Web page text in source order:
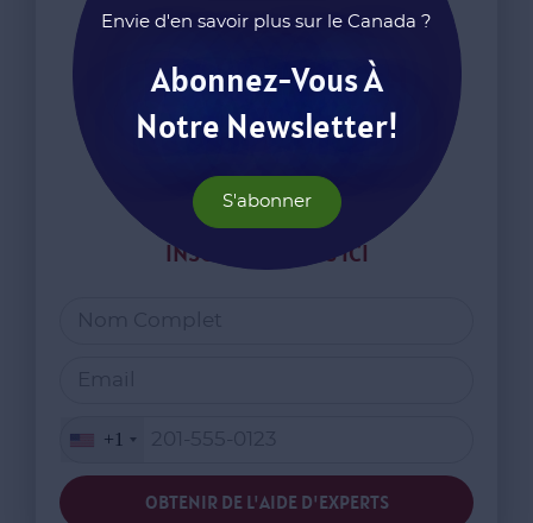
Canada ?
INSCRIVEZ-VOUS ICI
+1
OBTENIR DE L'AIDE D'EXPERTS
Envie d'en savoir plus sur le Canada ?
Abonnez-Vous À
Notre Newsletter!
S'abonner